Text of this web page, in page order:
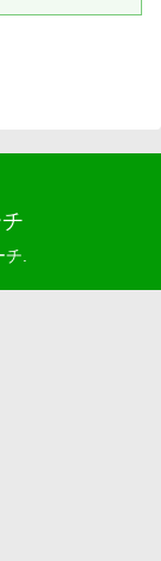
チ.